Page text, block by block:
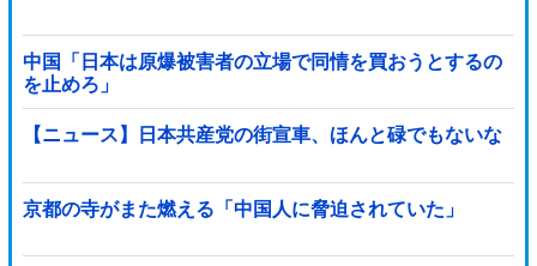
中国「日本は原爆被害者の立場で同情を買おうとするの
を止めろ」
【ニュース】日本共産党の街宣車、ほんと碌でもないな
京都の寺がまた燃える「中国人に脅迫されていた」